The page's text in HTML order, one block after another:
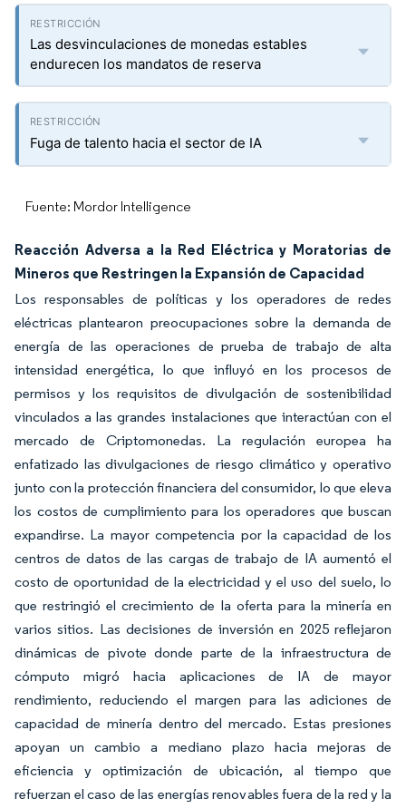
Las desvinculaciones de monedas estables
endurecen los mandatos de reserva
Fuga de talento hacia el sector de IA
Fuente: Mordor Intelligence
Reacción Adversa a la Red Eléctrica y Moratorias de
Mineros que Restringen la Expansión de Capacidad
Los responsables de políticas y los operadores de redes
eléctricas plantearon preocupaciones sobre la demanda de
energía de las operaciones de prueba de trabajo de alta
intensidad energética, lo que influyó en los procesos de
permisos y los requisitos de divulgación de sostenibilidad
vinculados a las grandes instalaciones que interactúan con el
mercado de Criptomonedas. La regulación europea ha
enfatizado las divulgaciones de riesgo climático y operativo
junto con la protección financiera del consumidor, lo que eleva
los costos de cumplimiento para los operadores que buscan
expandirse. La mayor competencia por la capacidad de los
centros de datos de las cargas de trabajo de IA aumentó el
costo de oportunidad de la electricidad y el uso del suelo, lo
que restringió el crecimiento de la oferta para la minería en
varios sitios. Las decisiones de inversión en 2025 reflejaron
dinámicas de pivote donde parte de la infraestructura de
cómputo migró hacia aplicaciones de IA de mayor
rendimiento, reduciendo el margen para las adiciones de
capacidad de minería dentro del mercado. Estas presiones
apoyan un cambio a mediano plazo hacia mejoras de
eficiencia y optimización de ubicación, al tiempo que
refuerzan el caso de las energías renovables fuera de la red y la